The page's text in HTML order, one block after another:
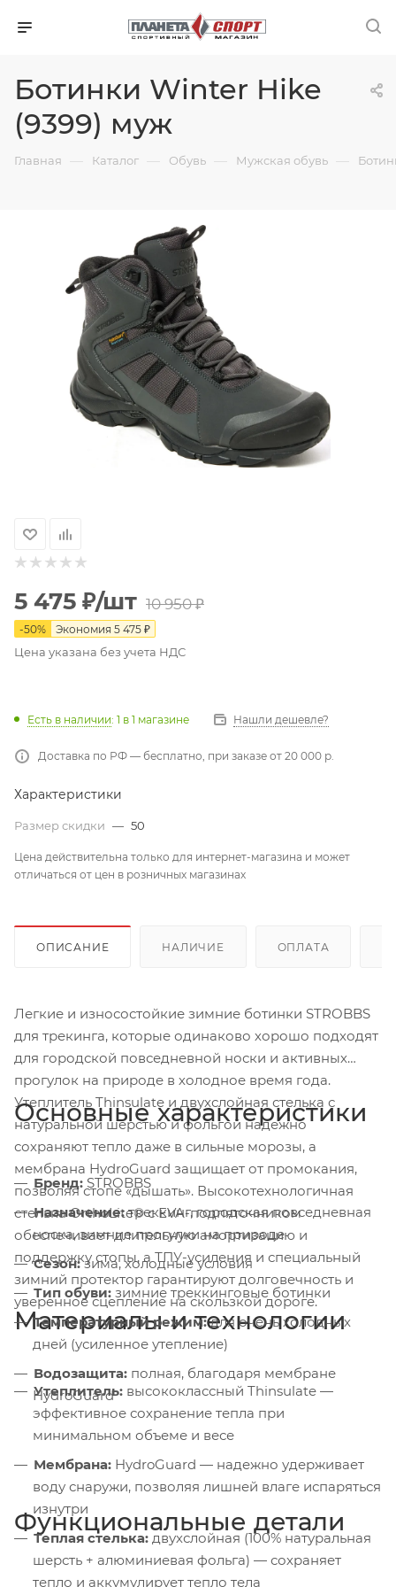
Ботинки Winter Hike
(9399) муж
Главная — Каталог — Обувь — Мужская обувь —
5 475 ₽/шт 10 950₽
-50% Экономия 5 475 ₽
Цена указана без учета НДС
Есть в наличии: 1 в 1 магазине Нашли дешевле?
Доставка по РФ — бесплатно, при заказе от 20 000 р.
Характеристики
Размер скидки — 50
Цена действительна только для интернет-магазина и может
отличаться от цен в розничных магазинах
ОПИСАНИЕ НАЛИЧИЕ ОПЛАТА
Легкие и износостойкие зимние ботинки STROBBS
для трекинга, которые одинаково хорошо подходят
для городской повседневной носки и активных
прогулок на природе в холодное время года.
Утеплитель Thinsulate и двухслойная стелька с
натуральной шерстью и фольгой надежно
сохраняют тепло даже в сильные морозы, а
мембрана HydroGuard защищает от промокания,
позволяя стопе «дышать». Высокотехнологичная
стелька OrthoLite® с EVA-подпяточником
обеспечивает длительную амортизацию и
поддержку стопы, а ТПУ-усиления и специальный
зимний протектор гарантируют долговечность и
уверенное сцепление на скользкой дороге.
Основные характеристики
Бренд: STROBBS
Назначение:треккинг, городская повседневная
носка, зимние прогулки на природе
Сезон:зима, холодные условия
Тип обуви: зимние треккинговые ботинки
Температурный режим:для очень холодных
дней (усиленное утепление)
Водозащита: полная, благодаря мембране
HydroGuard
Материалы и технологии
Утеплитель: высококлассный Thinsulate —
эффективное сохранение тепла при
минимальном объеме и весе
Мембрана: HydroGuard — надежно удерживает
воду снаружи, позволяя лишней влаге испаряться
изнутри
Теплая стелька: двухслойная (100% натуральная
шерсть + алюминиевая фольга) — сохраняет
тепло и аккумулирует тепло тела
Функциональные детали